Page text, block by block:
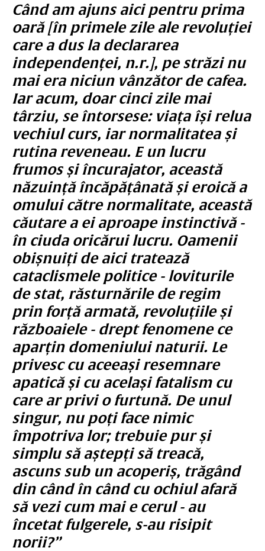
Când am ajuns aici pentru prima
oară [în primele zile ale revoluției
care a dus la declararea
independenței, n.r.], pe străzi nu
mai era niciun vânzător de cafea.
Iar acum, doar cinci zile mai
târziu, se întorsese: viața își relua
vechiul curs, iar normalitatea și
rutina reveneau. E un lucru
frumos și încurajator, această
năzuință încăpățânată și eroică a
omului către normalitate, această
căutare a ei aproape instinctivă -
în ciuda oricărui lucru. Oamenii
obișnuiți de aici tratează
cataclismele politice - loviturile
de stat, răsturnările de regim
prin forță armată, revoluțiile și
războaiele - drept fenomene ce
aparțin domeniului naturii. Le
privesc cu aceeași resemnare
apatică și cu același fatalism cu
care ar privi o furtună. De unul
singur, nu poți face nimic
împotriva lor; trebuie pur și
simplu să aștepți să treacă,
ascuns sub un acoperiș, trăgând
din când în când cu ochiul afară
să vezi cum mai e cerul - au
încetat fulgerele, s-au risipit
norii?”